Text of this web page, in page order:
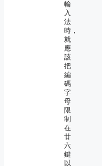
輸
入
法
時，
就
應
該
把
編
碼
字
母
限
制
在
廿
六
鍵
以